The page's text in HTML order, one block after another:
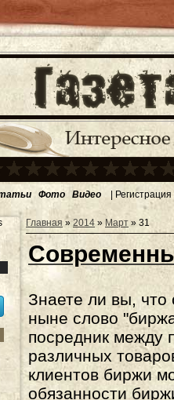
Фото Видео | Регистрация
Главная » 2014 » Март » 31
Знаете ли вы, что
ныне слово
посредник между
различных
клиентов биржи
обязанности